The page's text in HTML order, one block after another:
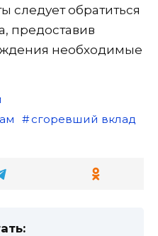
следует обратиться
предоставив
необходимые
сгоревший вклад